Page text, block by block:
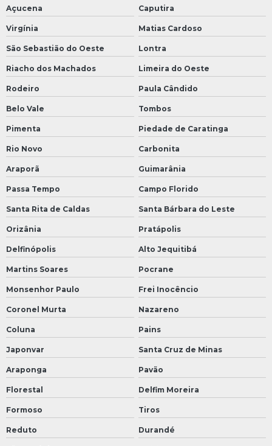
Açucena Caputira
Virgínia Matias Cardoso
São Sebastião do Oeste Lontra
Riacho dos Machados Limeira do Oeste
Rodeiro Paula Cândido
Belo Vale Tombos
Pimenta Piedade de Caratinga
Rio Novo Carbonita
Araporã Guimarânia
Passa Tempo Campo Florido
Santa Rita de Caldas Santa Bárbara do Leste
Orizânia Pratápolis
Delfinópolis Alto Jequitibá
Martins Soares Pocrane
Monsenhor Paulo Frei Inocêncio
Coronel Murta Nazareno
Coluna Pains
Japonvar Santa Cruz de Minas
Araponga Pavão
Florestal Delfim Moreira
Formoso Tiros
Reduto Durandé